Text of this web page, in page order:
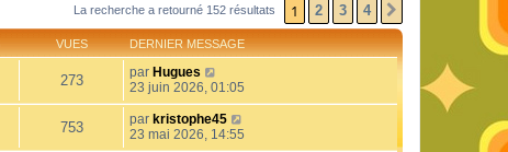
La recherche a retourné 152 résultats 1 2 3 4
VUES DERNIER MESSAGE
273 par Hugues
23 juin 2026, 01:05
753 par kristophe45
23 mai 2026, 14:55